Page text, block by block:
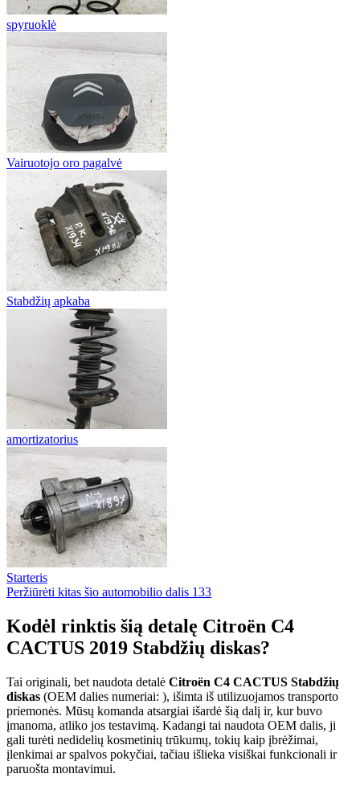
spyruoklė
Vairuotojo oro pagalvė
Stabdžių apkaba
amortizatorius
Starteris
Peržiūrėti kitas šio automobilio dalis 133
Kodėl rinktis šią detalę Citroën C4
CACTUS 2019 Stabdžių diskas?
Tai originali, bet naudota detalė Citroën C4 CACTUS Stabdžių
diskas (OEM dalies numeriai: ), išimta iš utilizuojamos transporto
priemonės. Mūsų komanda atsargiai išardė šią dalį ir, kur buvo
įmanoma, atliko jos testavimą. Kadangi tai naudota OEM dalis, ji
gali turėti nedidelių kosmetinių trūkumų, tokių kaip įbrėžimai,
įlenkimai ar spalvos pokyčiai, tačiau išlieka visiškai funkcionali ir
paruošta montavimui.